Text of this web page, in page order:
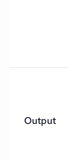
Output